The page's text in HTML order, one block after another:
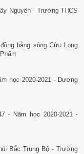
Nguyên - Trường THCS
bằng sông Cửu Long
học 2020-2021 - Dương
- Năm học 2020-2021 -
Bắc Trung Bộ - Trường